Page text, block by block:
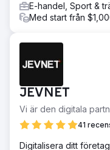
E-handel, Sport &
Med start från
JEVNET
Vi är den digitala
41
Digitalisera ditt